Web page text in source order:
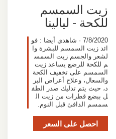
زيت السمسم
للكحة - ليالينا
7/8/2020 · شاهدي أيضا : فو
ائد زيت السمسم للبشرة وا
لشعر والجسم زيت السمس
م للكحة للرضع يساعد زيت
السمسم على تخفيف الكحة
والسعال، وعلاج أعراض البر
د، حيث يتم تدليك صدر الطف
ل ببضع قطرات من زيت ال
سمسم الدافئ قبل النوم.
احصل على السعر